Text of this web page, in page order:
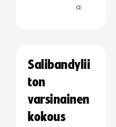
a:
Salibandylii
ton
varsinainen
kokous